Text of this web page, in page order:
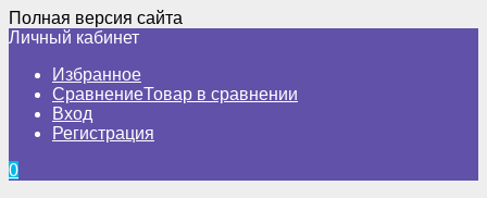
Полная версия сайта
Личный кабинет
Избранное
СравнениеТовар в сравнении
Вход
Регистрация
0